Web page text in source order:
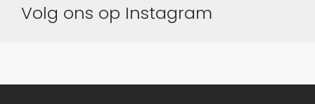
Volg ons op Instagram